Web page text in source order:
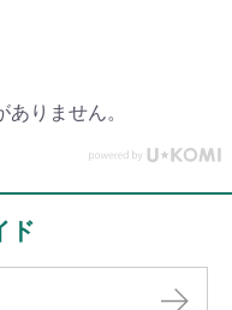
りません。
ド